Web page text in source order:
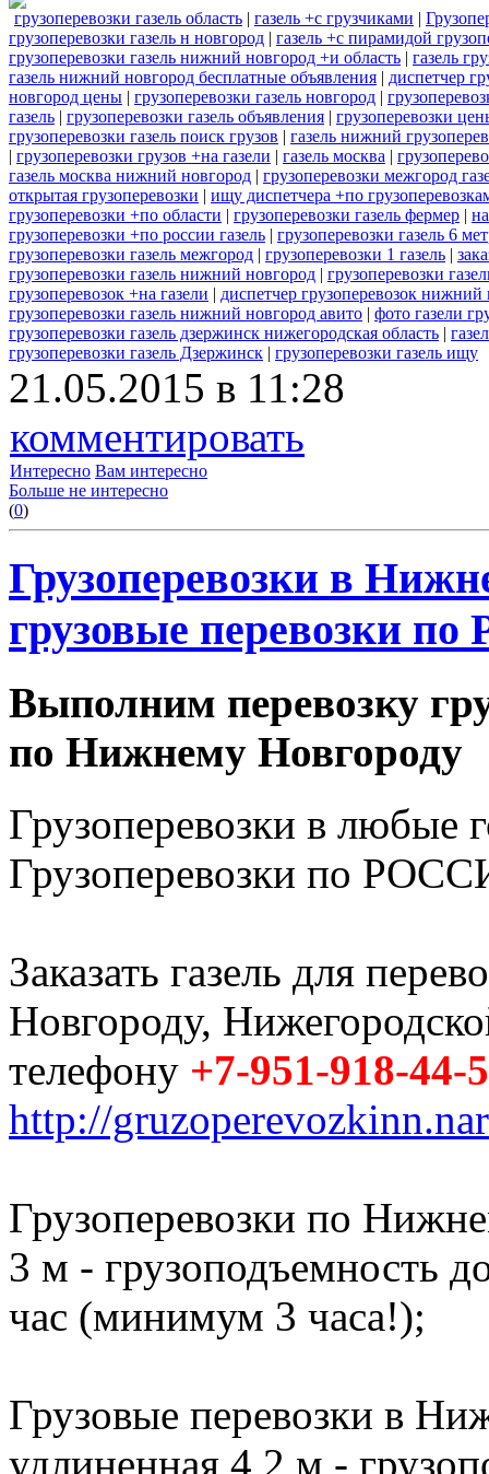
грузоперевозки газель область | газель +с грузчиками |
грузоперевозки газель н новгород | газель +с пирамидой
грузоперевозки газель нижний новгород +и область | газель
газель нижний новгород бесплатные объявления | диспетчер
новгород цены | грузоперевозки газель новгород |
газель | грузоперевозки газель объявления | грузоперевозки
грузоперевозки газель поиск грузов | газель нижний
| грузоперевозки грузов +на газели | газель москва |
газель москва нижний новгород | грузоперевозки межгород
открытая грузоперевозки | ищу диспетчера +по
грузоперевозки +по области | грузоперевозки газель фермер |
грузоперевозки +по россии газель | грузоперевозки газель 6
грузоперевозки газель межгород | грузоперевозки 1 газель |
грузоперевозки газель нижний новгород | грузоперевозки
грузоперевозок +на газели | диспетчер грузоперевозок нижний
грузоперевозки газель нижний новгород авито | фото газели
грузоперевозки газель дзержинск нижегородская область |
грузоперевозки газель Дзержинск | грузоперевозки газель ищу
21.05.2015 в 11:28
комментировать
Интересно Вам интересно
Больше не интересно
(0)
Грузоперевозки в
грузовые перевозки по
Выполним перевозку
по Нижнему Новгороду
Грузоперевозки в любые
Грузоперевозки по
Заказать газель для
Новгороду,
телефону +7-951-918-44-
http://
Грузоперевозки по
3 м - грузоподъемность
час (минимум 3 часа!);
Грузовые перевозки в
удлиненная 4,2 м -